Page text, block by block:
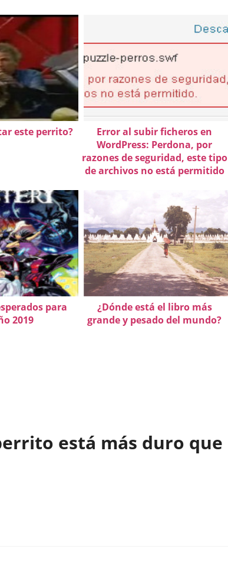
este perrito?
Error al subir ficheros en
WordPress: Perdona, por
razones de seguridad, este tipo
de archivos no está permitido
para
2019
¿Dónde está el libro más
grande y pesado del mundo?
está más duro que